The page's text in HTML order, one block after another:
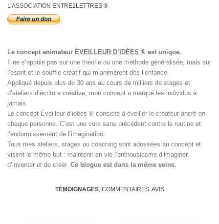
L’ASSOCIATION ENTRE2LETTRES ®
Le concept animateur ÉVEILLEUR D’IDÉES ® est unique.
Il ne s’appuie pas sur une théorie ou une méthode généralisée, mais sur
l’esprit et le souffle créatif qui m’animèrent dès l’enfance.
Appliqué depuis plus de 30 ans au cours de milliers de stages et
d’ateliers d’écriture créative, mon concept a marqué les individus à
jamais.
Le concept Éveilleur d’idées ® consiste à éveiller le créateur ancré en
chaque personne. C’est une cure sans précédent contre la routine et
l’endormissement de l’imagination.
Tous mes ateliers, stages ou coaching sont adossées au concept et
visent le même but : maintenir en vie l’enthousiasme d’imaginer,
d’inventer et de créer. Ce blogue est dans la même veine.
TÉMOIGNAGES, COMMENTAIRES, AVIS